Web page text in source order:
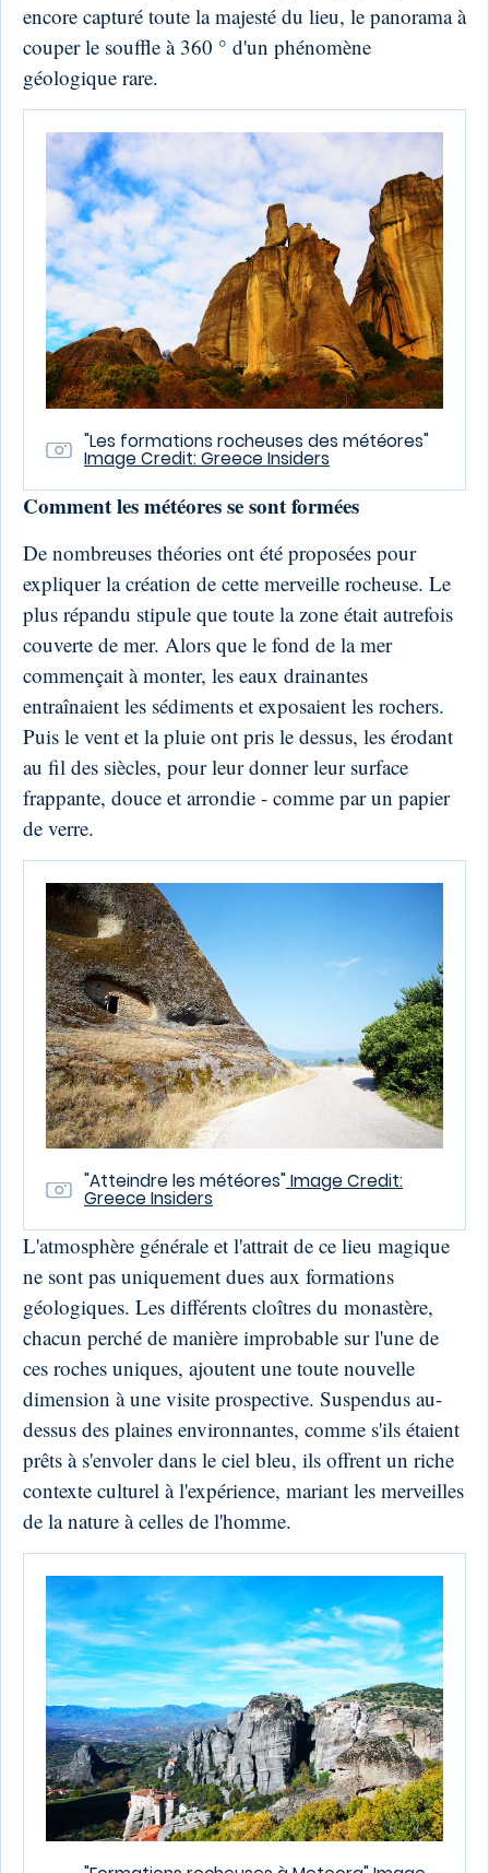
encore capturé toute la majesté du lieu, le panorama à
couper le souffle à 360 ° d'un phénomène
géologique rare.
"Les formations rocheuses des météores"
Image Credit: Greece Insiders
Comment les météores se sont formées
De nombreuses théories ont été proposées pour
expliquer la création de cette merveille rocheuse. Le
plus répandu stipule que toute la zone était autrefois
couverte de mer. Alors que le fond de la mer
commençait à monter, les eaux drainantes
entraînaient les sédiments et exposaient les rochers.
Puis le vent et la pluie ont pris le dessus, les érodant
au fil des siècles, pour leur donner leur surface
frappante, douce et arrondie - comme par un papier
de verre.
"Atteindre les météores"Image Credit:
Greece Insiders
L'atmosphère générale et l'attrait de ce lieu magique
ne sont pas uniquement dues aux formations
géologiques. Les différents cloîtres du monastère,
chacun perché de manière improbable sur l'une de
ces roches uniques, ajoutent une toute nouvelle
dimension à une visite prospective. Suspendus au-
dessus des plaines environnantes, comme s'ils étaient
prêts à s'envoler dans le ciel bleu, ils offrent un riche
contexte culturel à l'expérience, mariant les merveilles
de la nature à celles de l'homme.